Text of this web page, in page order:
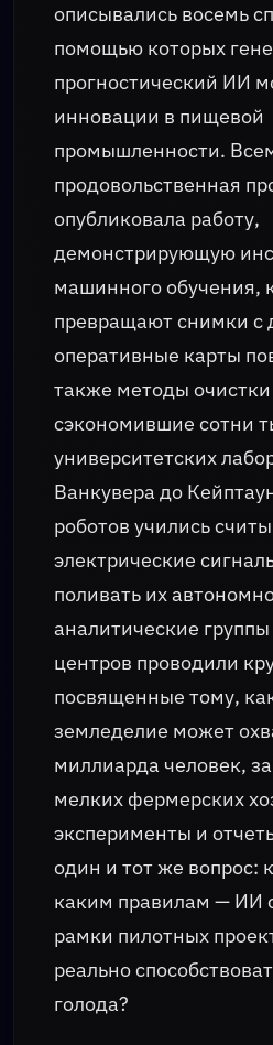
описывались восемь
помощью которых
прогностический ИИ
инновации в пищевой
промышленности.
продовольственная
опубликовала работу,
демонстрирующую
машинного обучения,
превращают снимки с
оперативные карты
также методы
сэкономившие сотни
университетских
Ванкувера до
роботов учились
электрические
поливать их
аналитические
центров проводили
посвященные тому,
земледелие может
миллиарда человек,
мелких фермерских
эксперименты и
один и тот же вопрос:
каким правилам — ИИ
рамки пилотных
реально
голода?